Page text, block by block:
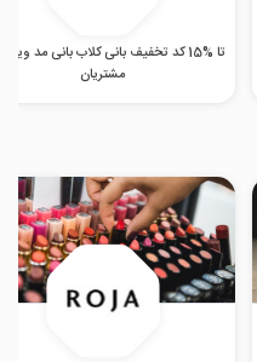
تا %15 کد تخفیف بانی کلاب بانی مد
مشتریان